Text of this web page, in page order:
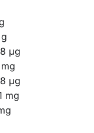
µg
µg
mg